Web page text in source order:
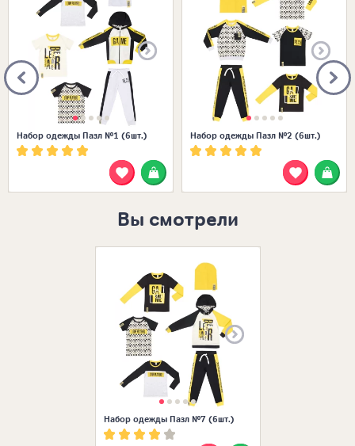
Набор одежды Пазл №1 (6шт.) Набор одежды Пазл №2 (6шт.)
Вы смотрели
Набор одежды Пазл №7 (6шт.)